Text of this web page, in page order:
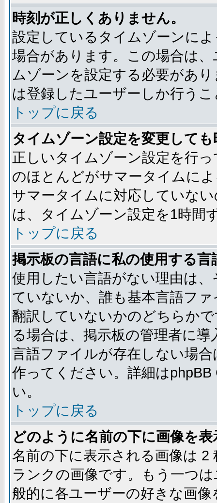
時刻が正しくありません。
設定しているタイムゾーンに
場合があります。この場合は
ムゾーンを設定する必要があ
は登録したユーザーしか行う
トップに戻る
タイムゾーン設定を変更して
正しいタイムゾーン設定を行
のほとんどがサマータイムに
サマータイムに対応していな
は、タイムゾーン設定を1時間
トップに戻る
掲示板の言語に私の使用する
使用したい言語がない理由は
ていないか、誰も基本言語フ
翻訳していないかのどちらか
る場合は、掲示板の管理者に
言語ファイルが存在しない場
作ってください。詳細は
い。
トップに戻る
どのように名前の下に画像を
名前の下に表示される画像は
ランクの画像です。もう一つ
般的に各ユーザーの好きな画